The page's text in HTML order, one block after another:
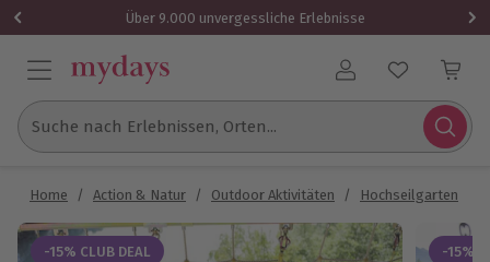
Über 9.000 unvergessliche Erlebnisse
Benutzerkonto
Suche nach Erlebnissen, Orten...
Home / Action & Natur / Outdoor Aktivitäten / Hochseilgarten
-15% CLUB DEAL -15%